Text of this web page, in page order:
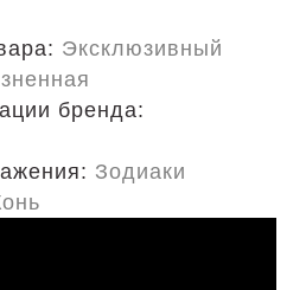
Эксклюзивный
бренда:
Зодиаки